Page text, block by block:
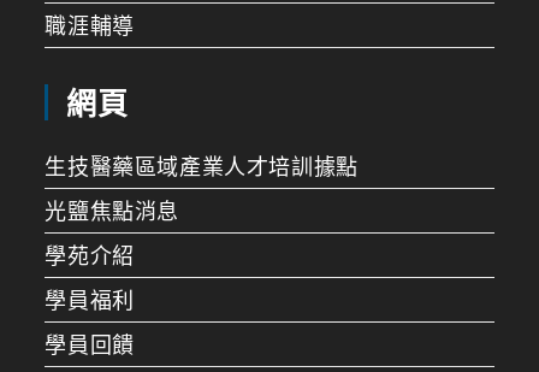
職涯輔導
網頁
生技醫藥區域產業人才培訓據點
光鹽焦點消息
學苑介紹
學員福利
學員回饋